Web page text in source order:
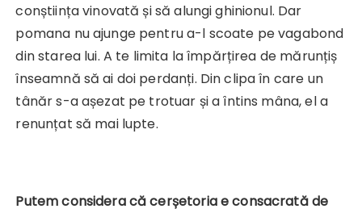
conștiința vinovată și să alungi ghinionul. Dar
pomana nu ajunge pentru a-l scoate pe vagabond
din starea lui. A te limita la împărțirea de mărunțiș
înseamnă să ai doi perdanți. Din clipa în care un
tânăr s-a așezat pe trotuar și a întins mâna, el a
renunțat să mai lupte.
Putem considera că cerșetoria e consacrată de